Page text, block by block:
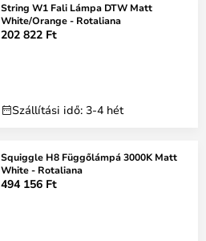
String W1 Fali Lámpa DTW Matt
White/Orange - Rotaliana
202 822 Ft
Szállítási idő: 3-4 hét
Squiggle H8 Függőlámpá 3000K Matt
White - Rotaliana
494 156 Ft